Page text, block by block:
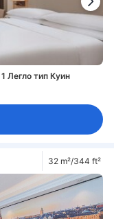
1 Легло тип Куин
32 m²/344 ft²